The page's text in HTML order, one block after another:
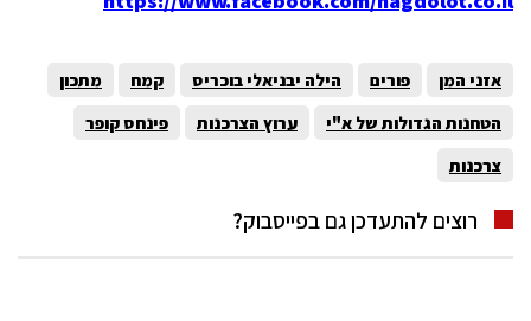
אזני המן פורים הילה יבניאלי בוכריס קמח
מתכון
הטחנות הגדולות של א"י
ערוץ הצרכנות
פינחס קופר
צרכנות
רוצים להתעדכן גם בפייסבוק?